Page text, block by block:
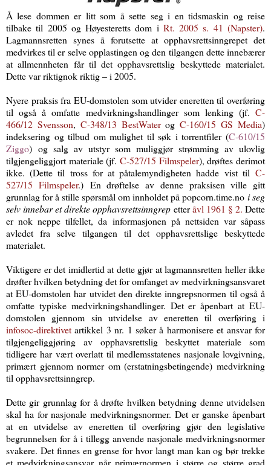
Å lese dommen er litt som å sette seg i en tidsmaskin og reise
tilbake til 2005 og Høyesteretts dom i Rt. 2005 s. 41 (Napster).
Lagmannsretten synes å forutsette at opphavsrettsinngrepet det
medvirkes til er selve opplastingen og den tilgangen dette innebærer
at allmennheten får til det opphavsrettslig beskyttede materialet.
Dette var riktignok riktig – i 2005.
Nyere praksis fra EU-domstolen som utvider eneretten til overføring
til også å omfatte medvirkningshandlinger som lenking (jf. C-
466/12 Svensson, C-348/13 BestWaterogC-160/15 GS Media)
indeksering og tilbud om mulighet til søk i torrentfiler (C‑610/15
Ziggo) og salg av utstyr som muliggjør strømming av ulovlig
tilgjengeliggjort materiale (jf. C-527/15 Filmspeler), drøftes derimot
ikke. (Dette til tross for at påtalemyndigheten hadde vist til C-
527/15 Filmspeler.) En drøftelse av denne praksisen ville gitt
grunnlag for å stille spørsmål om innholdet på popcorn.time.no i seg
selv innebar et direkte opphavsrettsinngrep etteråvl 1961 § 2. Dette
er nok neppe tilfellet, da informasjonen på nettsiden var såpass
avledet fra selve tilgangen til det opphavsrettslige beskyttede
materialet.
Viktigere er det imidlertid at dette gjør at lagmannsretten heller ikke
drøfter hvilken betydning det for omfanget av medvirkningsansvaret
at EU-domstolen har utvidet den direkte inngrepsnormen til også å
omfatte typiske medvirkningshandlinger. Det er åpenbart at EU-
domstolen gjennom sin utvidelse av eneretten til overføring i
infosoc-direktivetartikkel 3 nr. 1 søker å harmonisere et ansvar for
tilgjengeliggjøring av opphavsrettslig beskyttet materiale som
tidligere har vært overlatt til medlemsstatenes nasjonale lovgivning,
primært gjennom normer om (erstatningsbetingende) medvirkning
til opphavsrettsinngrep.
Dette gir grunnlag for å drøfte hvilken betydning denne utvidelsen
skal ha for nasjonale medvirkningsnormer. Det er ganske åpenbart
at en utvidelse av eneretten til overføring gjør den legislative
begrunnelsen for å i tillegg anvende nasjonale medvirkningsnormer
svakere. Det finnes en grense for hvor langt man kan og bør trekke
et medvirkningsansvar når primærnormen i større og større grad